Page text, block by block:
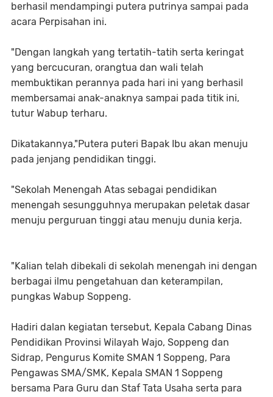
berhasil mendampingi putera putrinya sampai pada
acara Perpisahan ini.
"Dengan langkah yang tertatih-tatih serta keringat
yang bercucuran, orangtua dan wali telah
membuktikan perannya pada hari ini yang berhasil
membersamai anak-anaknya sampai pada titik ini,
tutur Wabup terharu.
Dikatakannya,"Putera puteri Bapak Ibu akan menuju
pada jenjang pendidikan tinggi.
"Sekolah Menengah Atas sebagai pendidikan
menengah sesungguhnya merupakan peletak dasar
menuju perguruan tinggi atau menuju dunia kerja.
"Kalian telah dibekali di sekolah menengah ini dengan
berbagai ilmu pengetahuan dan keterampilan,
pungkas Wabup Soppeng.
Hadiri dalan kegiatan tersebut, Kepala Cabang Dinas
Pendidikan Provinsi Wilayah Wajo, Soppeng dan
Sidrap, Pengurus Komite SMAN 1 Soppeng, Para
Pengawas SMA/SMK, Kepala SMAN 1 Soppeng
bersama Para Guru dan Staf Tata Usaha serta para